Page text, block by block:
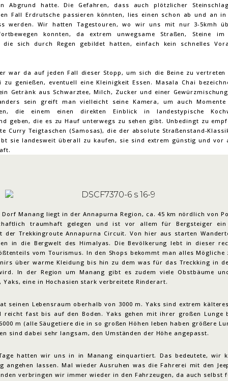
Abgrund hatte. Die Gefahren, dass auch plötzlicher
Fall Erdrutsche passieren könnten, lies einen schon ab und an in
werden. Wir hatten Tagestouren, wo wir uns mit nur 3-5kmh
konnten, da extrem unwegsame Straßen, Steine
die sich durch Regen gebildet hatten, einfach kein schnelles
war da auf jeden Fall dieser Stopp, um sich die Beine zu vertreten
zu genießen, eventuell eine Kleinigkeit Essen. Masala Chai
Getränk aus Schwarztee, Milch, Zucker und einer
sein greift man vielleicht seine Kamera, um auch Momente
die einem einen direkten Einblick in landestypische
geben, die es zu Hauf unterwegs zu sehen gibt. Unbedingt zu
Curry Teigtaschen (Samosas), die der absolute Straßenstand-
sie landesweit überall zu kaufen, sie sind extrem günstig und vor
Dorf Manang liegt in der Annapurna Region, ca. 45 km nördlich von
traumhaft gelegen und ist vor allem für Bergsteiger ein
der Trekkingroute Annapurna Circuit. Von hier aus starten
in die Bergwelt des Himalyas. Die Bevölkerung lebt in dieser
vom Tourismus. In den Shops bekommt man alles Mögliche
über warme Kleidung bis hin zu dem was für das Treckking in
In der Region um Manang gibt es zudem viele Obstbäume
Yaks, eine in Hochasien stark verbreitete Rinderart.
seinen Lebensraum oberhalb von 3000 m. Yaks sind extrem
reicht fast bis auf den Boden. Yaks gehen mit ihrer großen Lunge
m (alle Säugetiere die in so großen Höhen leben haben größere
sind dabei sehr langsam, den Umständen der Höhe angepasst.
hatten wir uns in in Manang einquartiert. Das bedeutete, wir
angehen lassen. Mal wieder Ausruhen was die Fahrerei mit den
verbringen wir immer wieder in den Fahrzeugen, da auch selbst